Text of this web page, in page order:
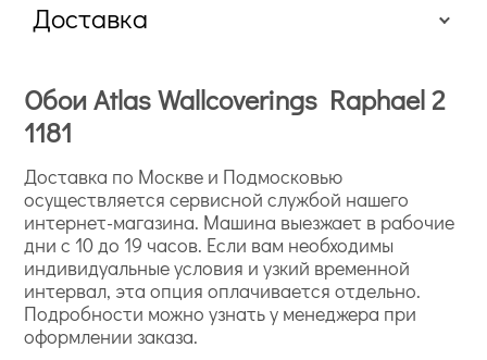
Доставка
Обои Atlas Wallcoverings Raphael 2
1181
Доставка по Москве и Подмосковью
осуществляется сервисной службой нашего
интернет-магазина. Машина выезжает в рабочие
дни с 10 до 19 часов. Если вам необходимы
индивидуальные условия и узкий временной
интервал, эта опция оплачивается отдельно.
Подробности можно узнать у менеджера при
оформлении заказа.